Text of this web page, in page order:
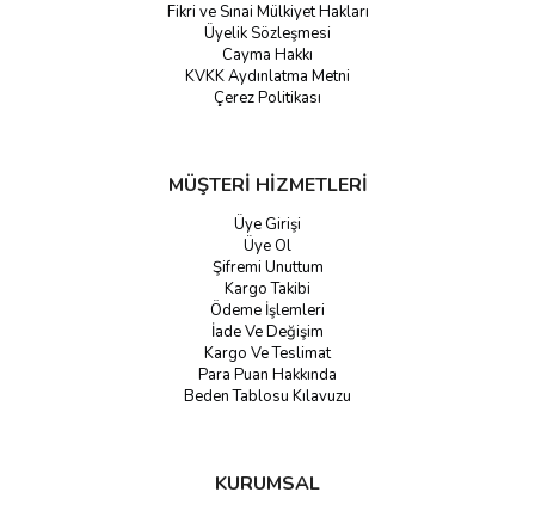
Fikri ve Sınai Mülkiyet Hakları
Üyelik Sözleşmesi
Cayma Hakkı
KVKK Aydınlatma Metni
Çerez Politikası
MÜŞTERİ HİZMETLERİ
Üye Girişi
Üye Ol
Şifremi Unuttum
Kargo Takibi
Ödeme İşlemleri
İade Ve Değişim
Kargo Ve Teslimat
Para Puan Hakkında
Beden Tablosu Kılavuzu
KURUMSAL